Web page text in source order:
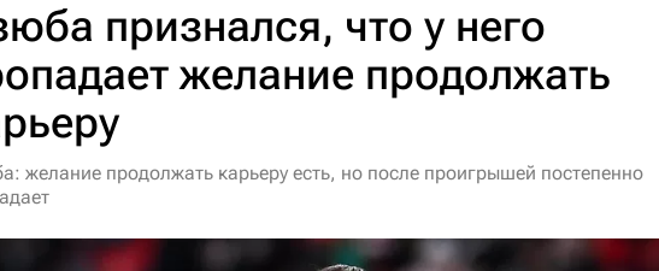
признался, что у него
желание продолжать
желание продолжать карьеру есть, но после проигрышей постепенно